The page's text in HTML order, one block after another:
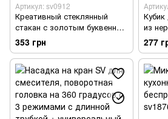
Артикул: sv0912
Креативный стеклянный
стакан с золотым буквенным
принтом, style 1 (sv0912)
353 грн
из
277